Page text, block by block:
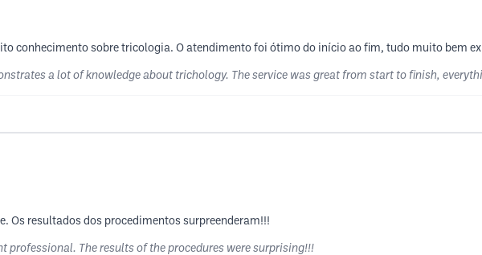
conhecimento sobre tricologia. O atendimento foi ótimo do início ao fim, tudo muito bem
a lot of knowledge about trichology. The service was great from start to finish,
Os resultados dos procedimentos surpreenderam!!!
professional. The results of the procedures were surprising!!!